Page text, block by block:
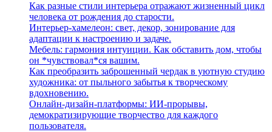
Как разные стили интерьера отражают жизненный цикл
человека от рождения до старости.
Интерьер-хамелеон: свет, декор, зонирование для
адаптации к настроению и задаче.
Мебель: гармония интуиции. Как обставить дом, чтобы
он *чувствовал*ся вашим.
Как преобразить заброшенный чердак в уютную студию
художника: от пыльного забытья к творческому
вдохновению.
Онлайн-дизайн-платформы: ИИ-прорывы,
демократизирующие творчество для каждого
пользователя.